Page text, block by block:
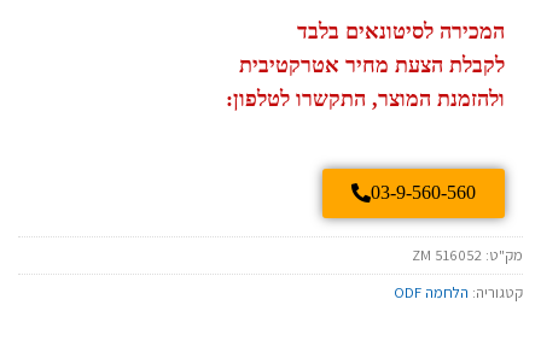
המכירה לסיטונאים בלבד
לקבלת הצעת מחיר אטרקטיבית
ולהזמנת המוצר, התקשרו לטלפון:
03-9-560-560
מק"ט: ZM 516052
קטגוריה: הלחמה ODF